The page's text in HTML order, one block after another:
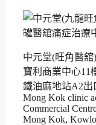
中元堂(旺角醫
寶利商業中心11
鐵油麻地站A2出
Mong Kok clinic
Commercial
Mong Kok,